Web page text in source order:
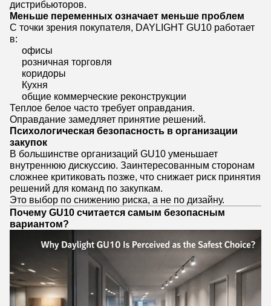
дистрибьюторов.
Меньше переменных означает меньше проблем
С точки зрения покупателя, DAYLIGHT GU10 работает
в:
офисы
розничная торговля
коридоры
Кухня
общие коммерческие реконструкции
Теплое белое часто требует оправдания.
Оправдание замедляет принятие решений.
Психологическая безопасность в организации
закупок
В большинстве организаций GU10 уменьшает
внутреннюю дискуссию. Заинтересованным сторонам
сложнее критиковать позже, что снижает риск принятия
решений для команд по закупкам.
Это выбор по снижению риска, а не по дизайну.
Почему GU10 считается самым безопасным
вариантом?